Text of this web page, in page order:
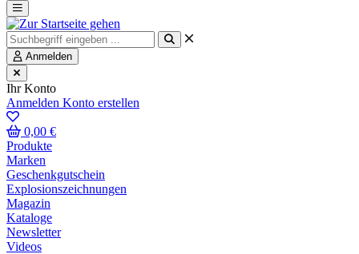
Anmelden
Ihr Konto
Anmelden Konto erstellen
0,00 €
Produkte
Marken
Geschenkgutschein
Explosionszeichnungen
Magazin
Kataloge
Newsletter
Videos